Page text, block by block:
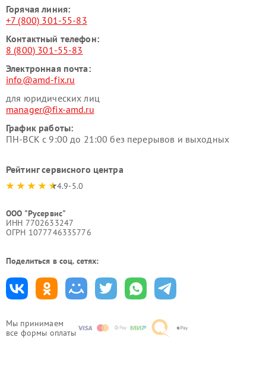
Мы принимаем
все формы оплаты
Горячая линия:
+7 (800) 301-55-83
Контактный телефон:
8 (800) 301-55-83
Электронная почта:
info@amd-fix.ru
для юридических лиц
manager@fix-amd.ru
График работы:
ПН-ВСК с 9:00 до 21:00 без перерывов и выходных
Рейтинг сервисного центра
4.9-5.0
ООО "Русервис"
ИНН 7702633247
ОГРН 1077746335776
Поделиться в соц. сетях: